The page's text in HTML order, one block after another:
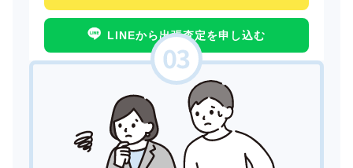
LINEから出張査定を申し込む